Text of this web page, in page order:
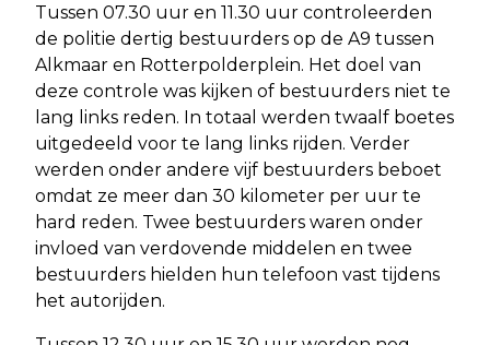
Tussen 07.30 uur en 11.30 uur controleerden
de politie dertig bestuurders op de A9 tussen
Alkmaar en Rotterpolderplein. Het doel van
deze controle was kijken of bestuurders niet te
lang links reden. In totaal werden twaalf boetes
uitgedeeld voor te lang links rijden. Verder
werden onder andere vijf bestuurders beboet
omdat ze meer dan 30 kilometer per uur te
hard reden. Twee bestuurders waren onder
invloed van verdovende middelen en twee
bestuurders hielden hun telefoon vast tijdens
het autorijden.